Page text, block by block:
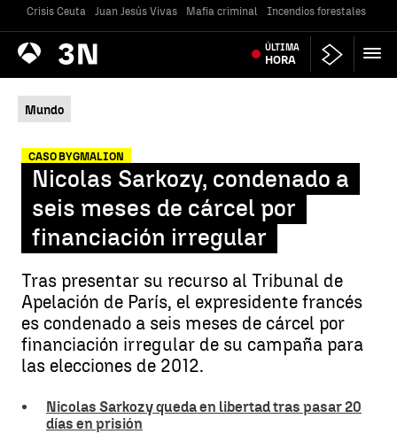
Crisis Ceuta Juan Jesús Vivas Mafia criminal Incendios forestales
Antena
3 Noticias ÚLTIMA
HORA
Mundo
CASO BYGMALION
Nicolas Sarkozy, condenado a
seis meses de cárcel por
financiación irregular
Tras presentar su recurso al Tribunal de
Apelación de París, el expresidente francés
es condenado a seis meses de cárcel por
financiación irregular de su campaña para
las elecciones de 2012.
Nicolas Sarkozy queda en libertad tras pasar 20
días en prisión